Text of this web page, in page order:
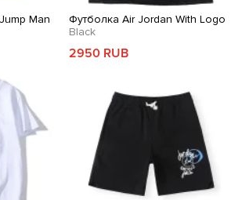
Man
Футболка Air Jordan With Logo
Black
2950 RUB